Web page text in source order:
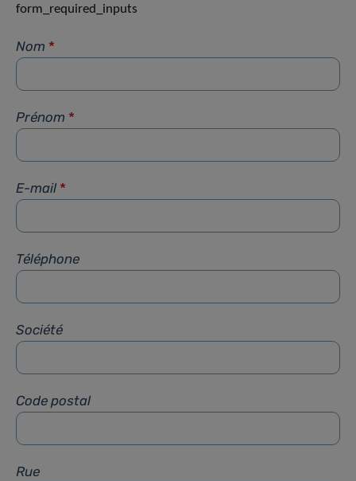
form_required_inputs
Nom *
Prénom *
E-mail *
Téléphone
Société
Code postal
Rue